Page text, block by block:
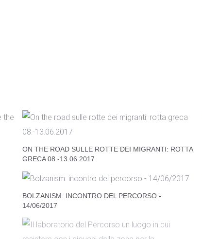
ON THE ROAD SULLE ROTTE DEI MIGRANTI: ROTTA
GRECA 08.-13.06.2017
BOLZANISM: INCONTRO DEL PERCORSO -
14/06/2017